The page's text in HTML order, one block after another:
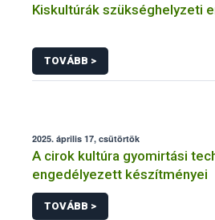
Kiskultúrák szükséghelyzeti
TOVÁBB >
2025. április 17, csütörtök
A cirok kultúra gyomirtási
engedélyezett készítményei
TOVÁBB >